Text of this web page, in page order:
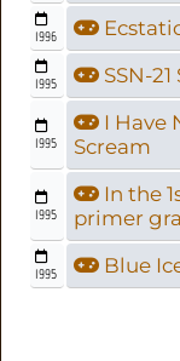
1996
1995 SSN-
1995
I Have
Scream
1995
In the
primer
1995 Blue